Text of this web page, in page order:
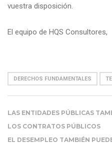
vuestra disposición.
El equipo de HQS Consultores,
DERECHOS FUNDAMENTALES
LAS ENTIDADES PÚBLICAS
LOS CONTRATOS PÚBLICOS
EL DESEMPLEO TAMBIÉN